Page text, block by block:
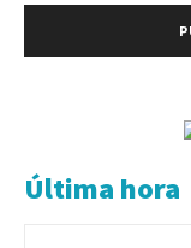
Última hora